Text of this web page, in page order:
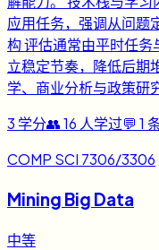
应用任务，强调从问题
构 评估通常由平时任
立稳定节奏，降低后期
学、商业分析与政策研
3 学分👥16 人学过💬 1
COMP SCI 7306/3306
Mining Big Data
中等